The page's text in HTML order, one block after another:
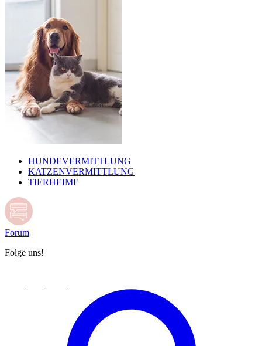
HUNDEVERMITTLUNG
KATZENVERMITTLUNG
TIERHEIME
Forum
Folge uns!